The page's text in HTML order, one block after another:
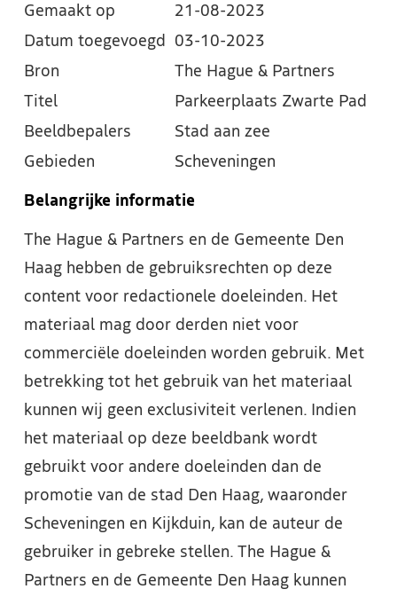
Gemaakt op
21-08-2023
Datum toegevoegd
03-10-2023
Bron
The Hague & Partners
Titel
Parkeerplaats Zwarte Pad
Beeldbepalers
Stad aan zee
Gebieden
Scheveningen
Belangrijke informatie
The Hague & Partners en de Gemeente Den
Haag hebben de gebruiksrechten op deze
content voor redactionele doeleinden. Het
materiaal mag door derden niet voor
commerciële doeleinden worden gebruik. Met
betrekking tot het gebruik van het materiaal
kunnen wij geen exclusiviteit verlenen. Indien
het materiaal op deze beeldbank wordt
gebruikt voor andere doeleinden dan de
promotie van de stad Den Haag, waaronder
Scheveningen en Kijkduin, kan de auteur de
gebruiker in gebreke stellen. The Hague &
Partners en de Gemeente Den Haag kunnen